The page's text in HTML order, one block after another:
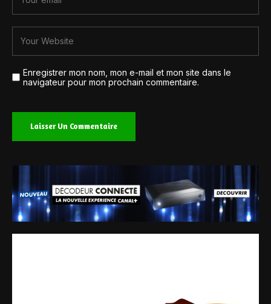
Enregistrer mon nom, mon e-mail et mon site dans le
navigateur pour mon prochain commentaire.